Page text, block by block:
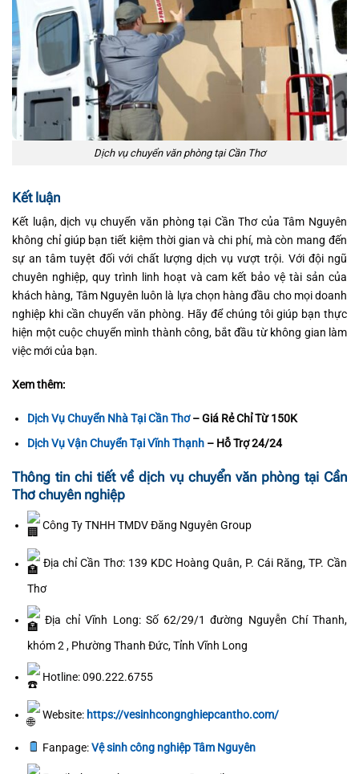
Dịch vụ chuyển văn phòng tại Cần Thơ
Kết luận
Kết luận, dịch vụ chuyển văn phòng tại Cần Thơ của Tâm Nguyên
không chỉ giúp bạn tiết kiệm thời gian và chi phí, mà còn mang đến
sự an tâm tuyệt đối với chất lượng dịch vụ vượt trội. Với đội ngũ
chuyên nghiệp, quy trình linh hoạt và cam kết bảo vệ tài sản của
khách hàng, Tâm Nguyên luôn là lựa chọn hàng đầu cho mọi doanh
nghiệp khi cần chuyển văn phòng. Hãy để chúng tôi giúp bạn thực
hiện một cuộc chuyển mình thành công, bắt đầu từ không gian làm
việc mới của bạn.
Xem thêm:
Dịch Vụ Chuyển Nhà Tại Cần Thơ– Giá Rẻ Chỉ Từ 150K
Dịch Vụ Vận Chuyển Tại Vĩnh Thạnh– Hỗ Trợ 24/24
Thông tin chi tiết về dịch vụ chuyển văn phòng tại Cần
Thơ chuyên nghiệp
Công Ty TNHH TMDV Đăng Nguyên Group
Địa chỉ Cần Thơ: 139 KDC Hoàng Quân, P. Cái Răng, TP. Cần
Thơ
Địa chỉ Vĩnh Long: Số 62/29/1 đường Nguyễn Chí Thanh,
khóm 2 , Phường Thanh Đức, Tỉnh Vĩnh Long
Hotline: 090.222.6755
Website: https://vesinhcongnghiepcantho.com/
Fanpage:Vệ sinh công nghiệp Tâm Nguyên